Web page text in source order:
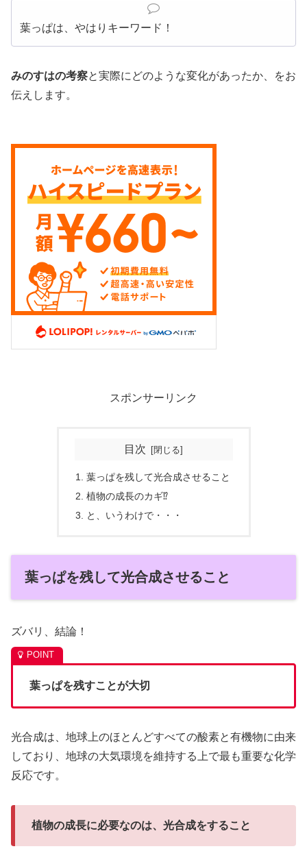
葉っぱは、やはりキーワード！
みのすはの考察と実際にどのような変化があったか、をお
伝えします。
スポンサーリンク
目次
葉っぱを残して光合成させること
植物の成長のカギ⁉
と、いうわけで・・・
葉っぱを残して光合成させること
ズバリ、結論！
葉っぱを残すことが大切
光合成は、地球上のほとんどすべての酸素と有機物に由来
しており、地球の大気環境を維持する上で最も重要な化学
反応です。
植物の成長に必要なのは、光合成をすること